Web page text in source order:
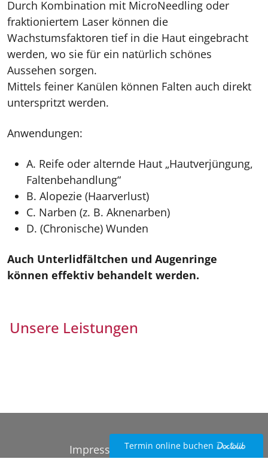
Durch Kombination mit MicroNeedling oder
fraktioniertem Laser können die
Wachstumsfaktoren tief in die Haut eingebracht
werden, wo sie für ein natürlich schönes
Aussehen sorgen.
Mittels feiner Kanülen können Falten auch direkt
unterspritzt werden.
Anwendungen:
A. Reife oder alternde Haut „Hautverjüngung,
Faltenbehandlung“
B. Alopezie (Haarverlust)
C. Narben (z. B. Aknenarben)
D. (Chronische) Wunden
Auch Unterlidfältchen und Augenringe
können effektiv behandelt werden.
Unsere Leistungen
Termin online buchen
Impressum Datenschutz